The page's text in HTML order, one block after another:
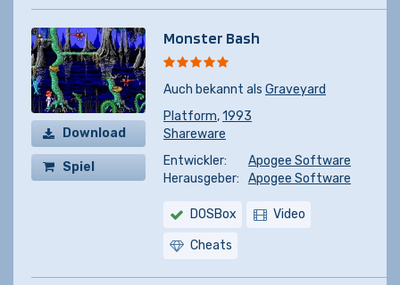
Download
Spiel
Monster Bash
Auch bekannt als Graveyard
Platform,1993
Shareware
Entwickler:
Apogee Software
Herausgeber:
Apogee Software
DOSBox Video
Cheats